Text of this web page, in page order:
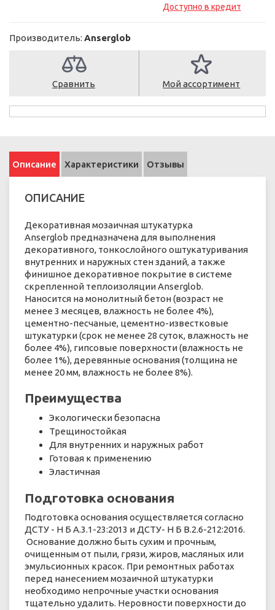
Доступно в кредит
Производитель: Anserglob
Сравнить Мой ассортимент
Описание Характеристики Отзывы
ОПИСАНИЕ
Декоративная мозаичная штукатурка
Anserglob предназначена для выполнения
декоративного, тонкослойного оштукатуривания
внутренних и наружных стен зданий, а также
финишное декоративное покрытие в системе
скрепленной теплоизоляции Anserglob.
Наносится на монолитный бетон (возраст не
менее 3 месяцев, влажность не более 4%),
цементно-песчаные, цементно-известковые
штукатурки (срок не менее 28 суток, влажность не
более 4%), гипсовые поверхности (влажность не
более 1%), деревянные основания (толщина не
менее 20 мм, влажность не более 8%).
Преимущества
Экологически безопасна
Трещиностойкая
Для внутренних и наружных работ
Готовая к применению
Эластичная
Подготовка основания
Подготовка основания осуществляется согласно
ДСТУ - Н Б А.3.1-23:2013 и ДСТУ- Н Б В.2.6-212:2016.
Основание должно быть сухим и прочным,
очищенным от пыли, грязи, жиров, масляных или
эмульсионных красок. При ремонтных работах
перед нанесением мозаичной штукатурки
необходимо непрочные участки основания
тщательно удалить. Неровности поверхности до